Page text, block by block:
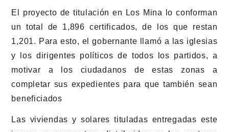
El proyecto de titulación en Los Mina lo conforman
un total de 1,896 certificados, de los que restan
1,201. Para esto, el gobernante llamó a las iglesias
y los dirigentes políticos de todos los partidos, a
motivar a los ciudadanos de estas zonas a
completar sus expedientes para que también sean
beneficiados
Las viviendas y solares tituladas entregadas este